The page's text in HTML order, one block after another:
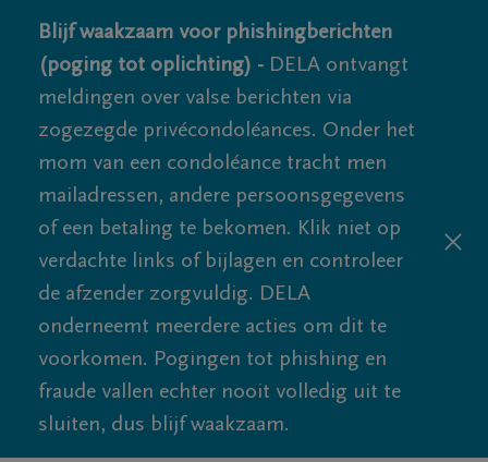
Blijf waakzaam voor phishingberichten
(poging tot oplichting) - DELA ontvangt
meldingen over valse berichten via
zogezegde privécondoléances. Onder het
mom van een condoléance tracht men
mailadressen, andere persoonsgegevens
of een betaling te bekomen. Klik niet op
verdachte links of bijlagen en controleer
de afzender zorgvuldig. DELA
onderneemt meerdere acties om dit te
voorkomen. Pogingen tot phishing en
fraude vallen echter nooit volledig uit te
sluiten, dus blijf waakzaam.